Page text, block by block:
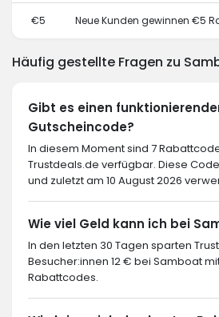
€5 Neue Kunden gewinnen €5
Häufig gestellte Fragen zu
Gibt es einen
Gutscheincode?
In diesem Moment sind 7
Trustdeals.de verfügbar. Diese
und zuletzt am 10 August 2026
Wie viel Geld kann ich bei
In den letzten 30 Tagen sparten
Besucher:innen 12 € bei Samboat
Rabattcodes.